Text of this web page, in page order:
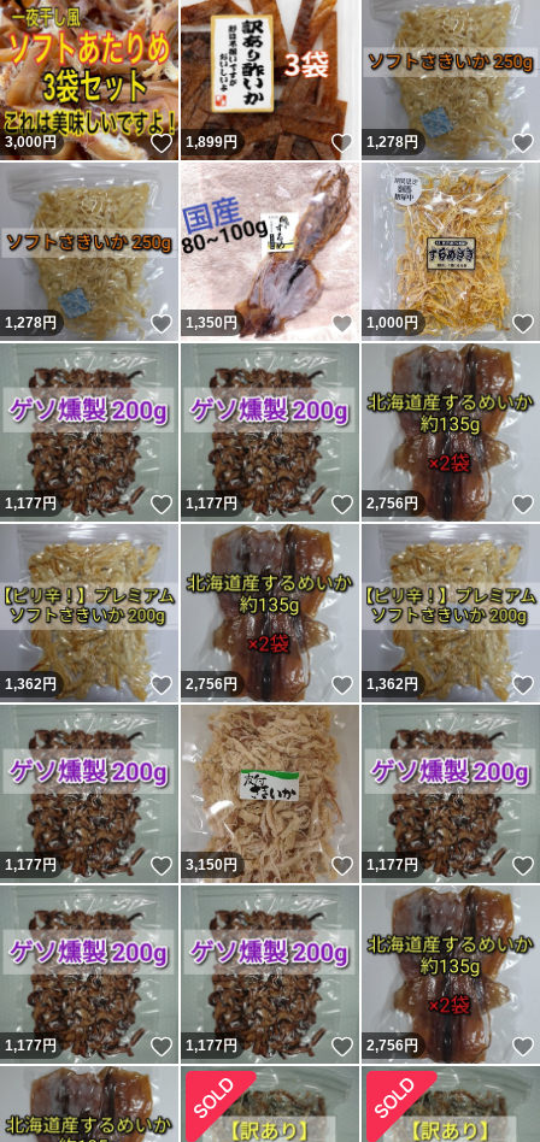
3,000円 いいね！
1,899円 いいね！
1,278円
1,278円 いいね！
1,350円 いいね！
1,000円
1,177円 いいね！
1,177円 いいね！
2,756円
1,362円 いいね！
2,756円 いいね！
1,362円
1,177円 いいね！
3,150円 いいね！
1,177円
1,177円 いいね！
1,177円 いいね！
2,756円